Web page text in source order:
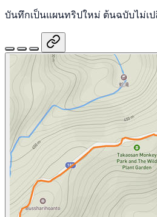
บันทึกเป็นแผนทริปใหม่ ต้นฉบับไม่เ